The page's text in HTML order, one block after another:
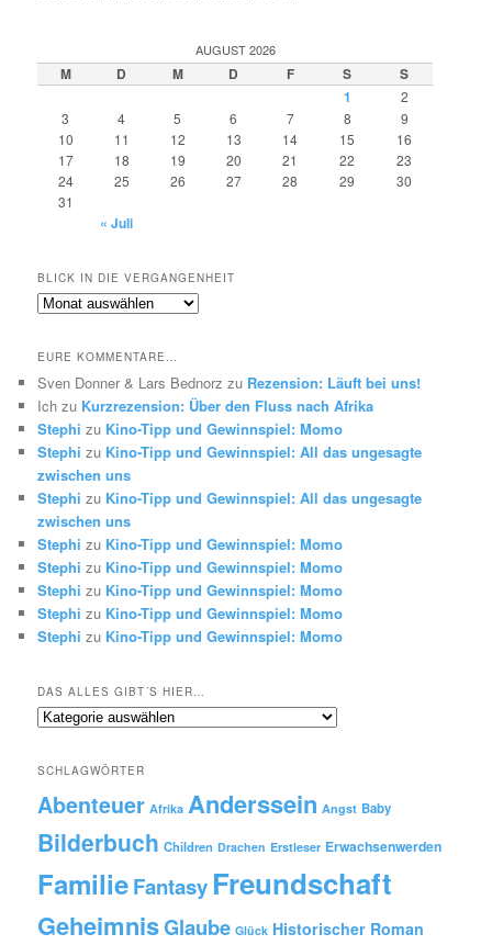
AUGUST 2026
M D M D F S
S
1
2
3
4 5 6 7 8
9
10
11 12 13 14 15
16
17
18 19 20 21 22
23
24
25 26 27 28 29
30
31
« Juli
BLICK IN DIE VERGANGENHEIT
Blick
Vergangenheit
EURE KOMMENTARE…
Sven Donner & Lars Bednorz zu Rezension: Läuft bei uns!
Ich zu Kurzrezension: Über den Fluss nach Afrika
Stephi zu Kino-Tipp und Gewinnspiel: Momo
Stephi zu Kino-Tipp und Gewinnspiel: All das ungesagte
zwischen uns
Stephi zu Kino-Tipp und Gewinnspiel: All das ungesagte
zwischen uns
Stephi zu Kino-Tipp und Gewinnspiel: Momo
Stephi zu Kino-Tipp und Gewinnspiel: Momo
Stephi zu Kino-Tipp und Gewinnspiel: Momo
Stephi zu Kino-Tipp und Gewinnspiel: Momo
Stephi zu Kino-Tipp und Gewinnspiel: Momo
DAS ALLES GIBT´S HIER…
Das
´s
hier…
SCHLAGWÖRTER
Abenteuer Afrika Anderssein Angst Baby
Bilderbuch Children Drachen Erstleser Erwachsenwerden
FamilieFantasy Freundschaft
GeheimnisGlaube Glück Historischer Roman